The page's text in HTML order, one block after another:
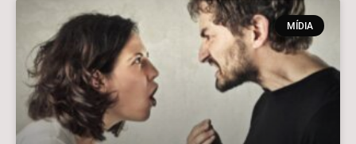
MÍDIA